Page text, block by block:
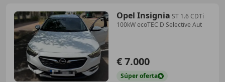
Opel Insignia ST 1.6 CDTi
100kW ecoTEC D Selective Aut
€ 7.000
Súperoferta